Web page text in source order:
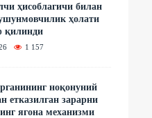
ҳисоблагичи билан
ҳолати
қилинди
1 157
ноқонуний
етказилган зарарни
ягона механизми